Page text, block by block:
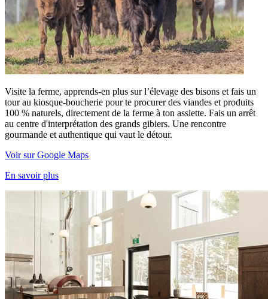
Visite la ferme, apprends-en plus sur l’élevage des bisons et fais un
tour au kiosque-boucherie pour te procurer des viandes et produits
100 % naturels, directement de la ferme à ton assiette. Fais un arrêt
au centre d'interprétation des grands gibiers. Une rencontre
gourmande et authentique qui vaut le détour.
Voir sur Google Maps
En savoir plus